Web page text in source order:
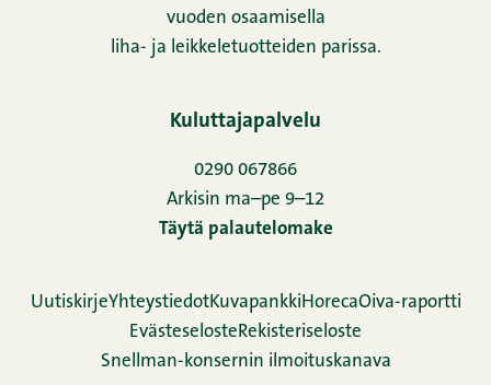
vuoden osaamisella
liha- ja leikkeletuotteiden parissa.
Kuluttajapalvelu
0290 067866
Arkisin ma–pe 9–12
Täytä palautelomake
UutiskirjeYhteystiedotKuvapankki HorecaOiva-raportti
Evästeseloste Rekisteriseloste
Snellman-konsernin ilmoituskanava